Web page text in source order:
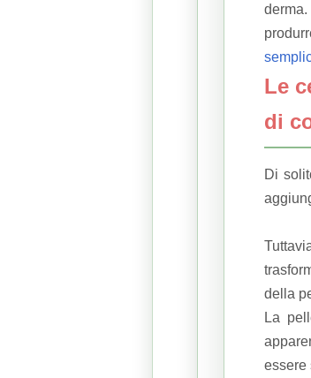
derma.
Le
di
Di
della
La
essere